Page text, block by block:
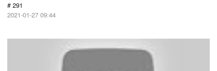
# 291
2021-01-27 09:44